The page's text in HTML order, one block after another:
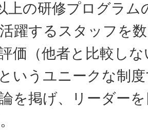
上の研修プログラム
躍するスタッフを
価（他者と比較し
いうユニークな制
を掲げ、リーダー